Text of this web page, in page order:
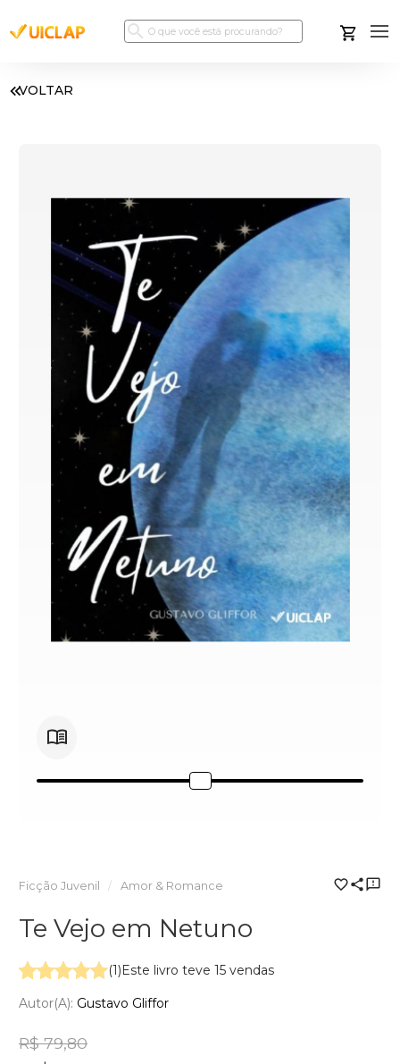
VOLTAR
Ficção Juvenil Amor & Romance
Te Vejo em Netuno
(1) Este livro teve 15 vendas
Autor(a): Gustavo Gliffor
R$ 79,80